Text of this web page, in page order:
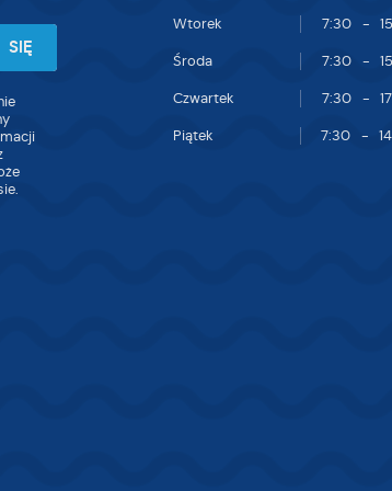
Wtorek 7:30 -
Środa 7:30 -
Czwartek 7:30 -
Piątek 7:30 -
treści w postaci wiadomości, ofert, komunikatów